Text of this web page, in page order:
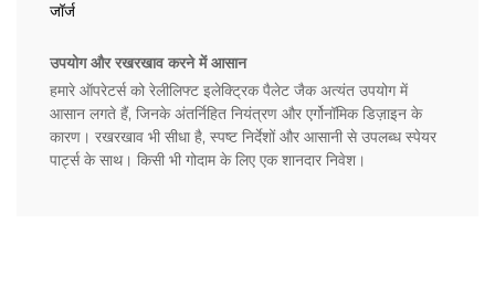
जॉर्ज
उपयोग और रखरखाव करने में आसान
हमारे ऑपरेटर्स को रेलीलिफ्ट इलेक्ट्रिक पैलेट जैक अत्यंत उपयोग में
आसान लगते हैं, जिनके अंतर्निहित नियंत्रण और एर्गोनॉमिक डिज़ाइन के
कारण। रखरखाव भी सीधा है, स्पष्ट निर्देशों और आसानी से उपलब्ध स्पेयर
पार्ट्स के साथ। किसी भी गोदाम के लिए एक शानदार निवेश।